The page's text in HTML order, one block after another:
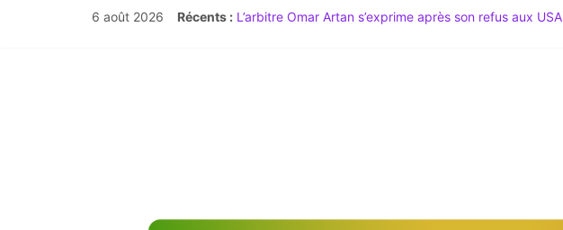
6 août 2026 Récents : L’arbitre Omar Artan s’exprime après son refus aux USA